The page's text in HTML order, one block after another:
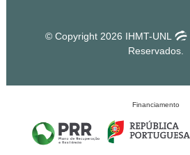
© Copyright 2026 IHMT-UNL
Reservados.
Financiamento